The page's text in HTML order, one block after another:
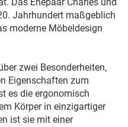
Jahrhundert maßgeblich
moderne Möbeldesign
zwei Besonderheiten,
Eigenschaften zum
es die ergonomisch
Körper in einzigartiger
ist sie mit einer